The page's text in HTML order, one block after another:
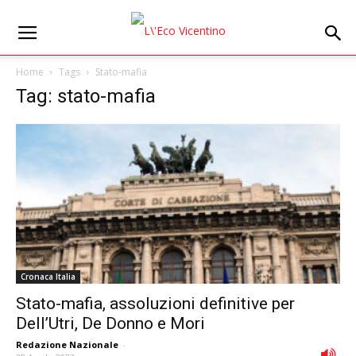
Home Tags Stato-mafia
Tag: stato-mafia
Cronaca Italia
Stato-mafia, assoluzioni definitive per
Dell’Utri, De Donno e Mori
Redazione Nazionale -